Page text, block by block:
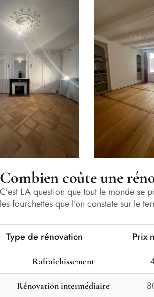
Combien coûte une
C’est LA question que tout le monde se
les fourchettes que l’on constate sur le
Type de rénovation Prix
Rafraîchissement
Rénovation intermédiaire